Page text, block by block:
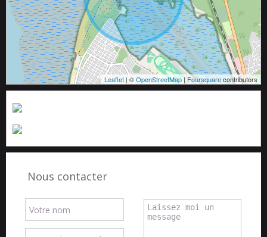
Leaflet | ©OpenStreetMap|Foursquarecontributors
Nous contacter